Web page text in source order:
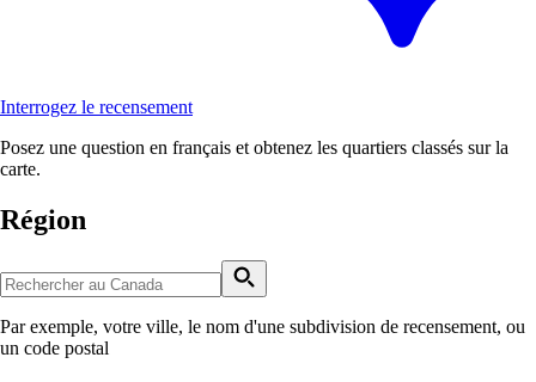
Interrogez le recensement
Posez une question en français et obtenez les quartiers classés sur la
carte.
Région
Par exemple, votre ville, le nom d'une subdivision de recensement, ou
un code postal